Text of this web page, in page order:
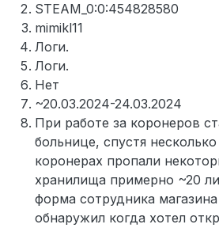
STEAM_0:0:454828580
mimikl11
Логи.
Логи.
Нет
~20.03.2024-24.03.2024
При работе за коронеров
больнице, спустя
коронерах пропали
хранилища примерно ~20
форма сотрудника
обнаружил когда хотел